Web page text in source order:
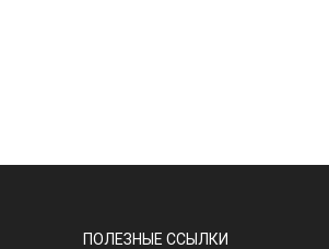
ПОЛЕЗНЫЕ ССЫЛКИ